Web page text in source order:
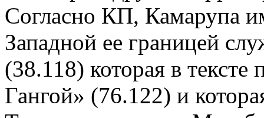
Согласно КП, Камарупа
Западной ее границей
(38.118) которая в
Гангой» (76.122) и